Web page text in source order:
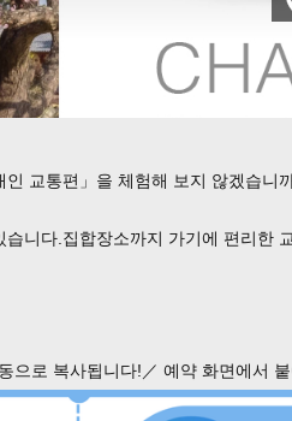
교통편」을 체험해 보지 않겠습
니다.집합장소까지 가기에 편리한
으로 복사됩니다!／ 예약 화면에서